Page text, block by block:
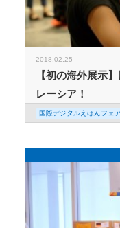
2018.02.25
【初の海外展示
レーシア！
国際デジタルえほんフェア